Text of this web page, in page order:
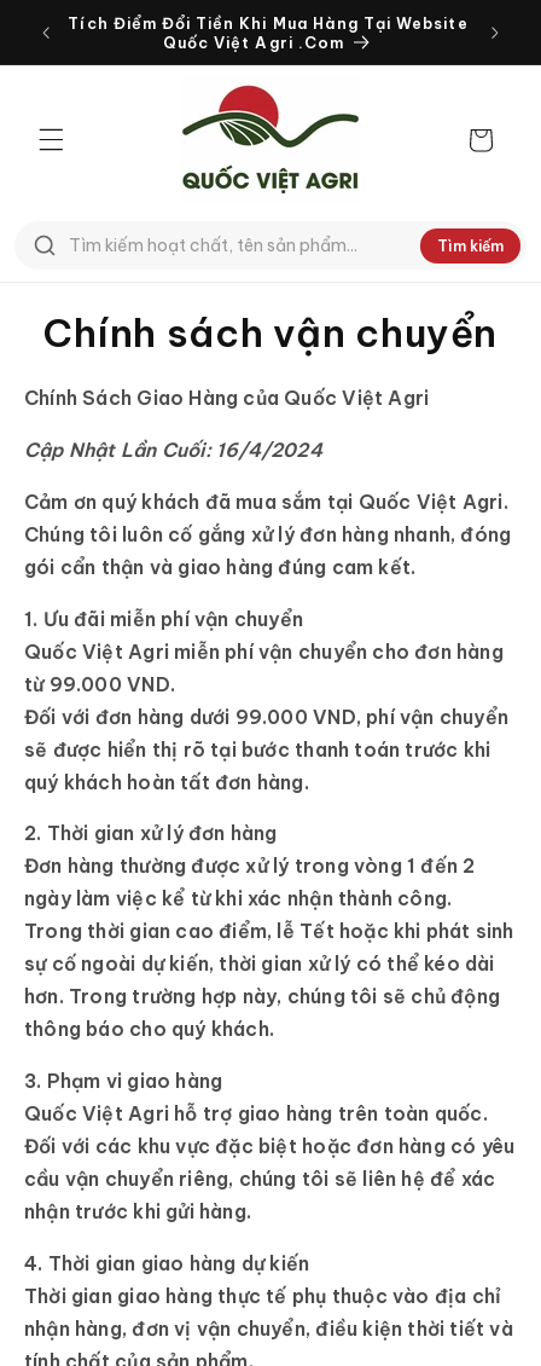
đến nộiTích Điểm Đổi Tiền Khi Mua Hàng Tại Website
Quốc Việt Agri .Com
hàng
Tìm
Tìm kiếm
Chính sách vận chuyển
Chính Sách Giao Hàng của Quốc Việt Agri
Cập Nhật Lần Cuối: 16/4/2024
Cảm ơn quý khách đã mua sắm tại Quốc Việt Agri.
Chúng tôi luôn cố gắng xử lý đơn hàng nhanh, đóng
gói cẩn thận và giao hàng đúng cam kết.
1. Ưu đãi miễn phí vận chuyển
Quốc Việt Agri miễn phí vận chuyển cho đơn hàng
từ 99.000 VND.
Đối với đơn hàng dưới 99.000 VND, phí vận chuyển
sẽ được hiển thị rõ tại bước thanh toán trước khi
quý khách hoàn tất đơn hàng.
2. Thời gian xử lý đơn hàng
Đơn hàng thường được xử lý trong vòng 1 đến 2
ngày làm việc kể từ khi xác nhận thành công.
Trong thời gian cao điểm, lễ Tết hoặc khi phát sinh
sự cố ngoài dự kiến, thời gian xử lý có thể kéo dài
hơn. Trong trường hợp này, chúng tôi sẽ chủ động
thông báo cho quý khách.
3. Phạm vi giao hàng
Quốc Việt Agri hỗ trợ giao hàng trên toàn quốc.
Đối với các khu vực đặc biệt hoặc đơn hàng có yêu
cầu vận chuyển riêng, chúng tôi sẽ liên hệ để xác
nhận trước khi gửi hàng.
4. Thời gian giao hàng dự kiến
Thời gian giao hàng thực tế phụ thuộc vào địa chỉ
nhận hàng, đơn vị vận chuyển, điều kiện thời tiết và
tính chất của sản phẩm.